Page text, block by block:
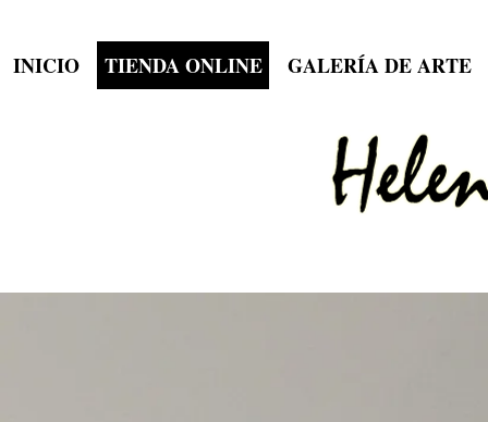
INICIO TIENDA ONLINE GALERÍA DE ARTE